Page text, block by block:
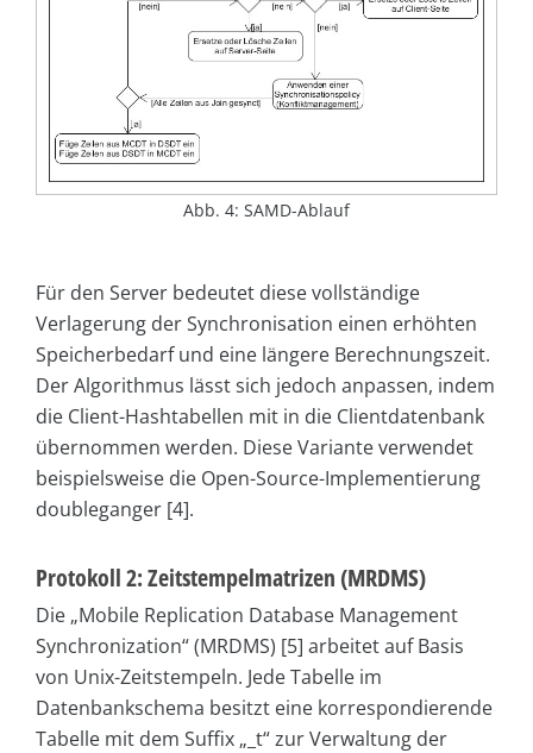
Abb. 4: SAMD-Ablauf
Für den Server bedeutet diese vollständige
Verlagerung der Synchronisation einen erhöhten
Speicherbedarf und eine längere Berechnungszeit.
Der Algorithmus lässt sich jedoch anpassen, indem
die Client-Hashtabellen mit in die Clientdatenbank
übernommen werden. Diese Variante verwendet
beispielsweise die Open-Source-Implementierung
dou­ble­ganger [4].
Protokoll 2: Zeitstempelmatrizen (MRDMS)
Die „Mobile Replication Data­base Management
Synchronization“ (MRDMS) [5] arbeitet auf Basis
von Unix-Zeitstempeln. Jede Tabelle im
Datenbankschema besitzt eine korrespondierende
Tabelle mit dem Suffix „_t“ zur Verwaltung der